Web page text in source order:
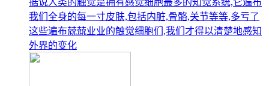
据说人类的触觉是拥有感觉细胞最多的知觉系统,它遍布
我们全身的每一寸皮肤,包括内脏,骨骼,关节等等,多亏了
这些遍布兢兢业业的触觉细胞们,我们才得以清楚地感知
外界的变化